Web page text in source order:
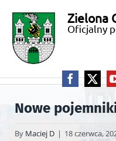
zawartości
Miasto
Zielona
Góra
Zielona
Oficjalny
Facebook
X
Nowe
By Maciej D | 18 czerwca,